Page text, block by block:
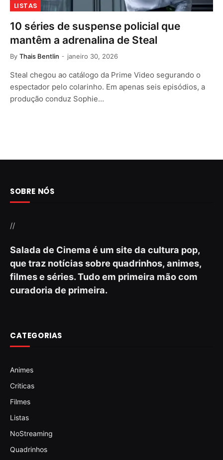
LISTAS
10 séries de suspense policial que
mantêm a adrenalina de Steal
By Thais Bentlin janeiro 30, 2026
Steal chegou ao catálogo da Prime Video segurando o
espectador pelo colarinho. Em apenas seis episódios, a
produção conduz Sophie…
SOBRE NÓS
//
Salada de Cinema é um site da cultura pop,
que traz notícias sobre quadrinhos, animes,
filmes e séries. Tudo em primeira mão com
curadoria de primeira.
CATEGORIAS
Animes
Criticas
Filmes
Listas
NoStreaming
Quadrinhos